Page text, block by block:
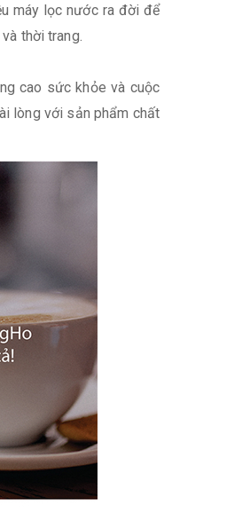
máy lọc nước ra đời để
thời trang.
cao sức khỏe và cuộc
lòng với sản phẩm chất